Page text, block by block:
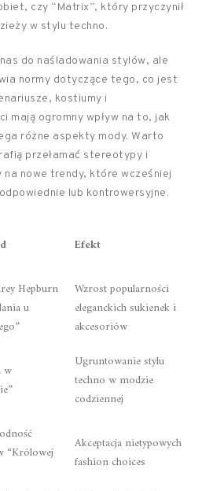
czy “Matrix”, który przyczynił
w stylu techno.
do naśladowania stylów, ale
normy dotyczące tego, co jest
kostiumy i
mają ogromny wpływ na to, jak
różne aspekty mody. Warto
przełamać stereotypy i
na nowe trendy, które wcześniej
lub kontrowersyjne.
Efekt
Hepburn
u
Wzrost popularności
eleganckich sukienek i
akcesoriów
w
Ugruntowanie stylu
techno w modzie
codziennej
“Królowej
Akceptacja nietypowych
fashion choices